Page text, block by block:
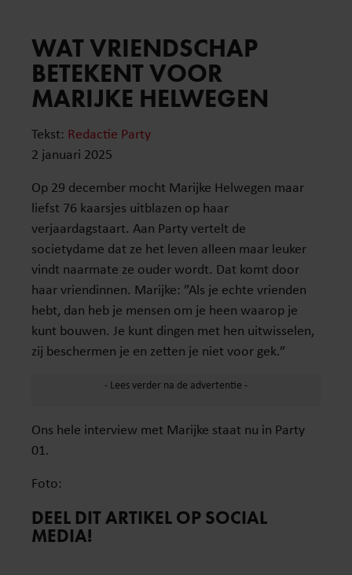
WAT VRIENDSCHAP
BETEKENT VOOR
MARIJKE HELWEGEN
Tekst: Redactie Party
2 januari 2025
Op 29 december mocht Marijke Helwegen maar
liefst 76 kaarsjes uitblazen op haar
verjaardagstaart. Aan Party vertelt de
societydame dat ze het leven alleen maar leuker
vindt naarmate ze ouder wordt. Dat komt door
haar vriendinnen. Marijke: ”Als je echte vrienden
hebt, dan heb je mensen om je heen waarop je
kunt bouwen. Je kunt dingen met hen uitwisselen,
zij beschermen je en zetten je niet voor gek.”
Ons hele interview met Marijke staat nu in Party
01.
Foto:
DEEL DIT ARTIKEL OP SOCIAL
MEDIA!